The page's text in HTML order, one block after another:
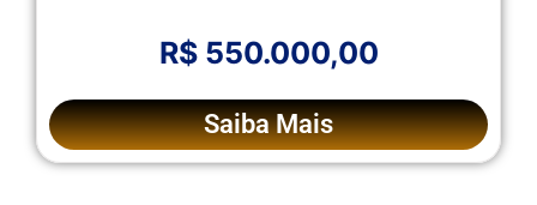
R$ 550.000,00
Saiba Mais